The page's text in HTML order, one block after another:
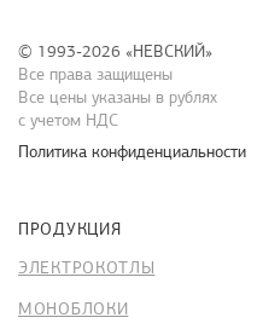
© 1993-2026 «НЕВСКИЙ»
Все права защищены
Все цены указаны в рублях
с учетом НДС
Политика конфиденциальности
ПРОДУКЦИЯ
ЭЛЕКТРОКОТЛЫ
МОНОБЛОКИ